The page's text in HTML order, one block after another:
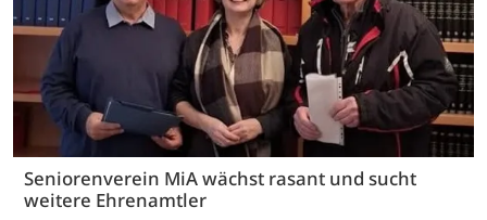
Seniorenverein MiA wächst rasant und sucht
weitere Ehrenamtler